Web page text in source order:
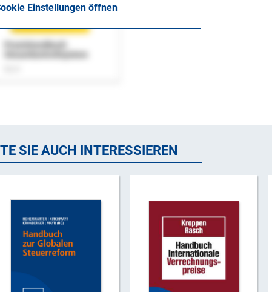
Einstellungen öffnen
Praxishandbuch
SIE AUCH INTERESSIEREN